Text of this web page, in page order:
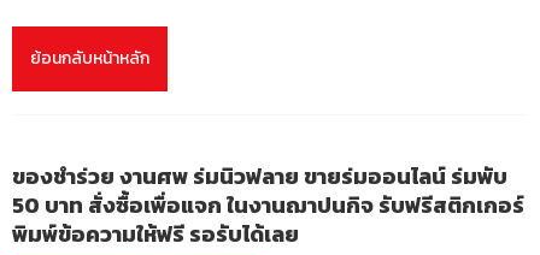
ย้อนกลับหน้าหลัก
ของชำร่วย งานศพ ร่มนิวฟลาย ขายร่มออนไลน์ ร่มพับ
50 บาท สั่งซื้อเพื่อแจก ในงานฌาปนกิจ รับฟรีสติกเกอร์
พิมพ์ข้อความให้ฟรี รอรับได้เลย